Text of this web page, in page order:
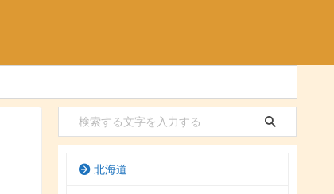
北海道